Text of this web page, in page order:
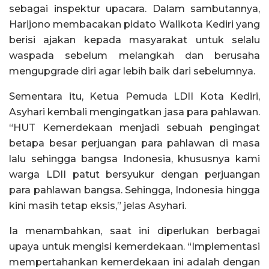
sebagai inspektur upacara. Dalam sambutannya,
Harijono membacakan pidato Walikota Kediri yang
berisi ajakan kepada masyarakat untuk selalu
waspada sebelum melangkah dan berusaha
mengupgrade diri agar lebih baik dari sebelumnya.
Sementara itu, Ketua Pemuda LDII Kota Kediri,
Asyhari kembali mengingatkan jasa para pahlawan.
“HUT Kemerdekaan menjadi sebuah pengingat
betapa besar perjuangan para pahlawan di masa
lalu sehingga bangsa Indonesia, khususnya kami
warga LDII patut bersyukur dengan perjuangan
para pahlawan bangsa. Sehingga, Indonesia hingga
kini masih tetap eksis,” jelas Asyhari.
Ia menambahkan, saat ini diperlukan berbagai
upaya untuk mengisi kemerdekaan. “Implementasi
mempertahankan kemerdekaan ini adalah dengan